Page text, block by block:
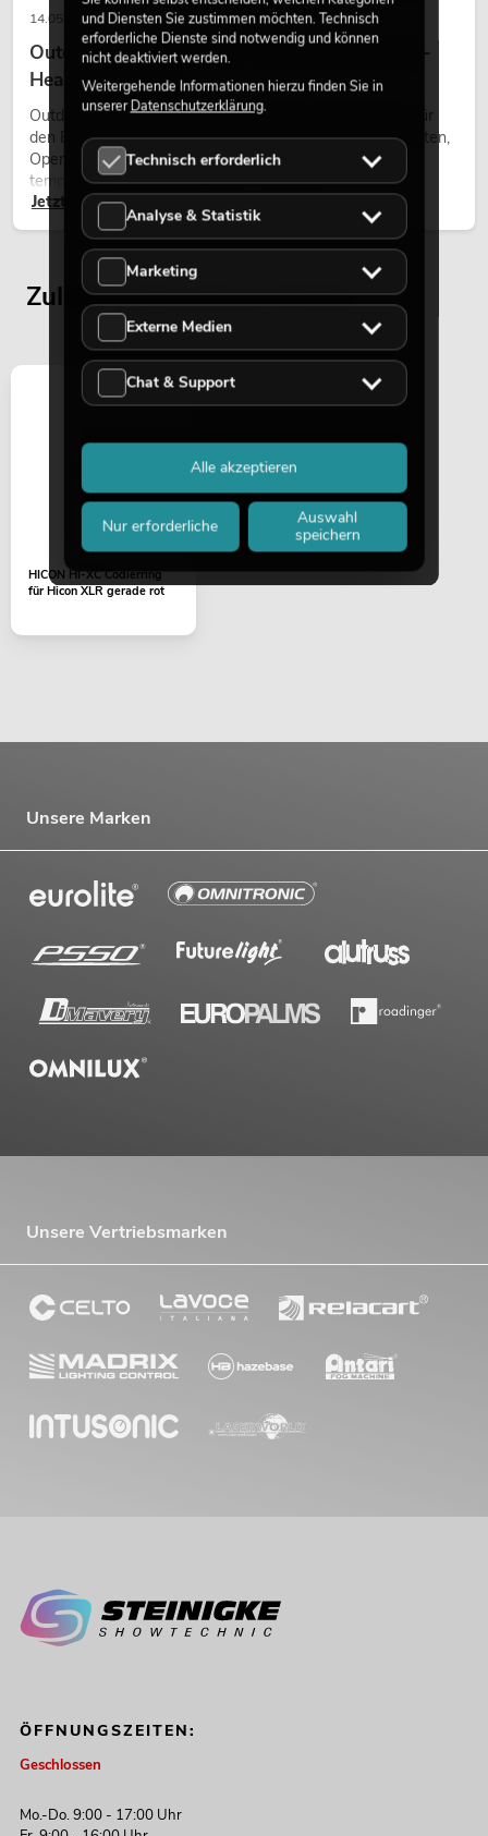
14.05.2026
Outdoor Moving-Heads: Wetterfeste Moving-
Heads bei Events
Outdoor Moving-Heads sind bewegliche Scheinwerfer für
den Einsatz im Freien. Sie werden bei Festivals, Stadtfesten,
Open-Air-Konzerten, Architekturinszenierungen und
temporären Außeninstallationen eingesetzt.
Jetzt lesen
Zuletzt angesehene Artikel
HICON HI-XC Codierring
für Hicon XLR gerade rot
Unsere Marken
Unsere Vertriebsmarken
ÖFFNUNGSZEITEN:
Geschlossen
Mo.-Do. 9:00 - 17:00 Uhr
und Diensten Sie zustimmen möchten. Technisch
erforderliche Dienste sind notwendig und können
nicht deaktiviert werden.
Weitergehende Informationen hierzu finden Sie in
unsererDatenschutzerklärung.
Technisch erforderlich
Analyse & Statistik
Marketing
Externe Medien
Chat & Support
Nur erforderliche
Auswahl
speichern
Alle akzeptieren